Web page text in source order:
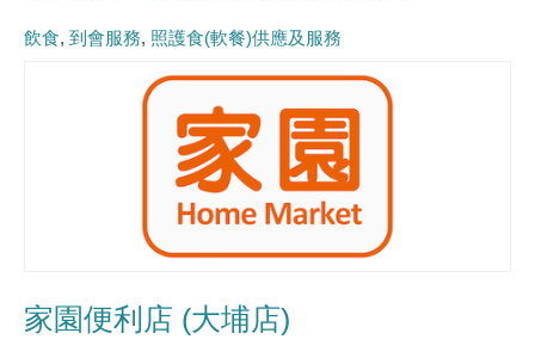
飲食 到會服務 照護食(軟餐)供應及服務
家園便利店 (大埔店)